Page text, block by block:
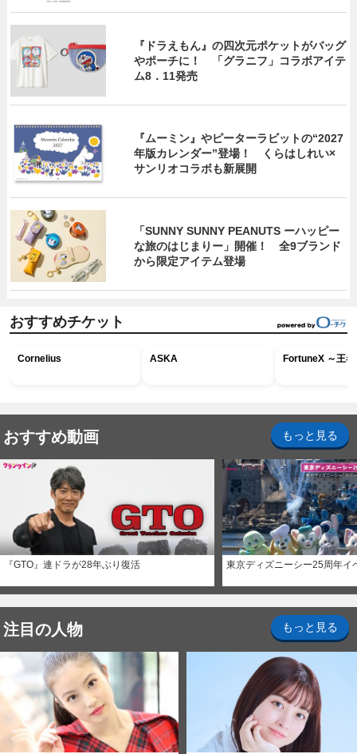
『ドラえもん』の四次元ポケットがバッグ
やポーチに！ 「グラニフ」コラボアイテ
ム8．11発売
『ムーミン』やピーターラビットの“2027
年版カレンダー”登場！ くらはしれい×
サンリオコラボも新展開
「SUNNY SUNNY PEANUTS ーハッピー
な旅のはじまりー」開催！ 全9ブランド
から限定アイテム登場
おすすめチケット
Cornelius ASKA FortuneX ～王
おすすめ動画 もっと見る
『GTO』連ドラが28年ぶり復活 東京ディズニーシー25周年イ
注目の人物 もっと見る